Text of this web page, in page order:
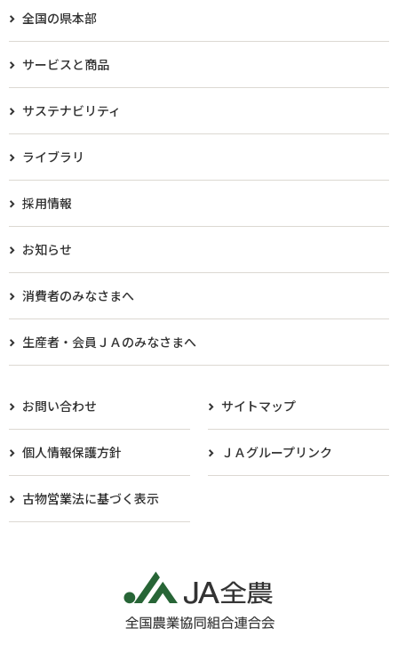
全国の県本部
サービスと商品
サステナビリティ
ライブラリ
採用情報
お知らせ
消費者のみなさまへ
生産者・会員ＪＡのみなさまへ​
お問い合わせ サイトマップ
個人情報保護方針 ＪＡグループリンク
古物営業法に基づく表示